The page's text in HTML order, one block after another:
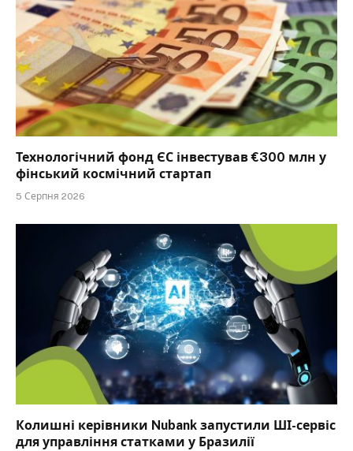
Технологічний фонд ЄС інвестував €300 млн у
фінський космічний стартап
5 Серпня 2026
Колишні керівники Nubank запустили ШІ-сервіс
для управління статками у Бразилії